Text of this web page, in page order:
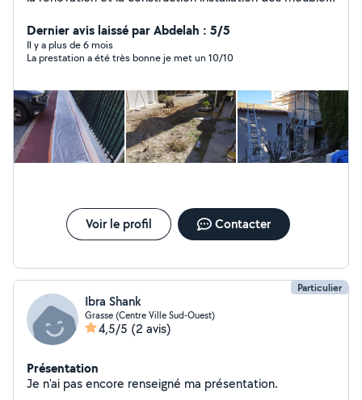
d'espaces n'hésitez pas à me contacter pour toute
question ...
Dernier avis laissé par Abdelah : 5/5
Il y a plus de 6 mois
La prestation a été très bonne je met un 10/10
Voir le profil Contacter
Particulier
Ibra Shank
Grasse (Centre Ville Sud-Ouest)
4,5/5 (2 avis)
Présentation
Je n'ai pas encore renseigné ma présentation.